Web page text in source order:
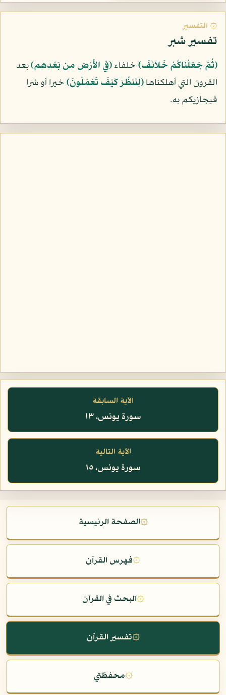
۞ التفسير
تفسير شبر
﴿ثُمَّ جَعَلْنَاكُمْ خَلاَئِفَ﴾خلفاء﴿فِي الأَرْضِ مِن بَعْدِهِم﴾بعد
القرون التي أهلكناها﴿لِنَنظُرَ كَيْفَ تَعْمَلُونَ﴾خيرا أو شرا
فيجازيكم به.
الآية السابقة
سورة يونس، ١٣
الآية التالية
سورة يونس، ١٥
۞الصفحة الرئيسية
۞فهرس القرآن
۞البحث في القرآن
۞تفسير القرآن
۞محفظتي